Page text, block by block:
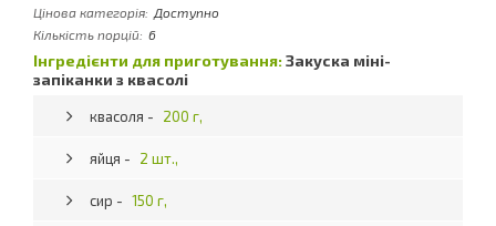
Цінова категорія: Доступно
Кількість порцій: 6
Інгредієнти для приготування:Закуска міні-
запіканки з квасолі
квасоля - 200 г,
яйця - 2 шт.,
сир - 150 г,